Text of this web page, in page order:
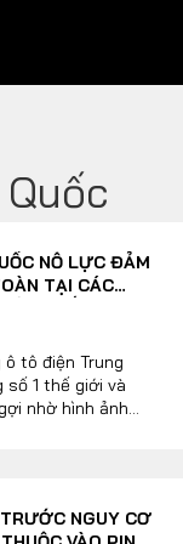
NỖ LỰC ĐẢM
TẠI CÁC
XUẤT PIN
tô điện Trung
số 1 thế giới và
nhờ hình ảnh
quan y tế trên
NGUY CƠ